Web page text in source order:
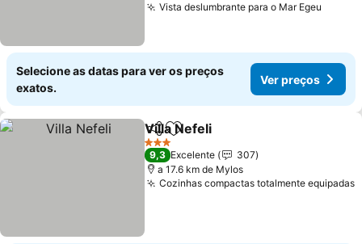
Vista deslumbrante para o Mar Egeu
Selecione as datas para ver os preços
exatos.
Ver preços
PartilharAdicionar aos favoritos
Villa Nefeli
3 Estrelas
9,3 Excelente
307
a 17.6 km de Mylos
Cozinhas compactas totalmente equipadas